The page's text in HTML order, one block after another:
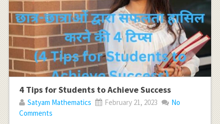
4 Tips for Students to Achieve Success
Satyam Mathematics February 21, 2023
No
Comments